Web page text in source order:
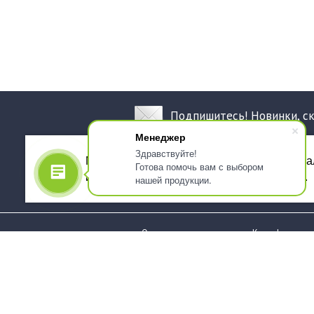
Менеджер
Здравствуйте!
Готова помочь вам с выбором
нашей продукции.
Подпишитесь! Новинки,
О компании
Как оформить
Мы используем файлы cookie, для
использованием сервиса Яндекс.Метрика.